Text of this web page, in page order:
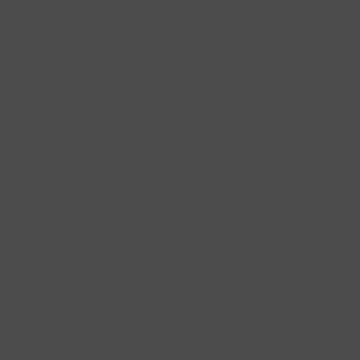
Sonnenlicht pro Tag, um ihre charakteristische
Charme; zudem ist die Pflanze dann anfälliger
In Südlagen oder an einer sonnigen Mauer
vermeiden, da sie zu Wurzelfäule führt. Ein
Regionen. Einmal etabliert, kommt die
unterdrückt Unkraut.
Textur und Farbe im Garten. Doch auch die